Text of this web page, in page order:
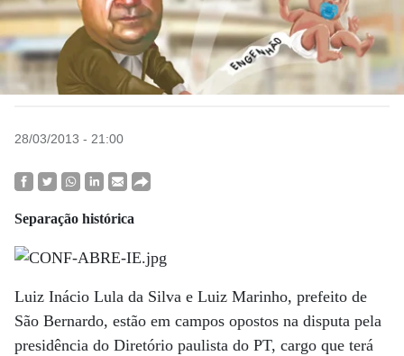
28/03/2013 - 21:00
Separação histórica
Luiz Inácio Lula da Silva e Luiz Marinho, prefeito de
São Bernardo, estão em campos opostos na disputa pela
presidência do Diretório paulista do PT, cargo que terá